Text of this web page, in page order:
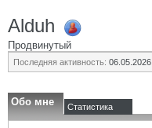
Alduh
Продвинутый
Последняя активность: 06.05.2026
Обо мне Статистика